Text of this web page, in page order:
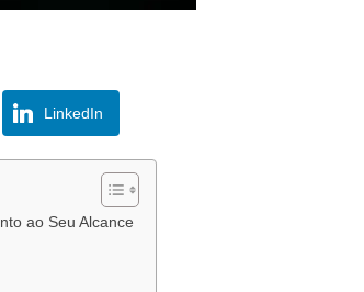
LinkedIn
ao Seu Alcance